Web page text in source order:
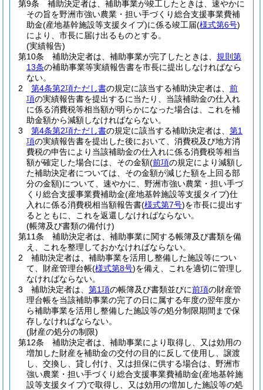
第9条
補助決定者は、補助事業が竣工したときは、速やかに
その旨を野洲市強い農業・担い手づくり総合支援事業費補
助金(産地基幹施設等支援タイプ)に係る竣工届(様式第6号)
により、市長に届け出るものとする。
(実績報告)
第10条
補助決定者は、補助事業が完了したときは、 規則第
13条の補助事業等実績報告書を市長に提出しなければなら
ない。
2
第4条第2項ただし書の規定に該当する補助決定者は、 前
項の実績報告書を提出するに当たり、当該補助金の仕入れ
に係る消費税等相当額が明らかになった場合は、これを補
助金額から減額しなければならない。
3
第4条第2項ただし書の規定に該当する補助決定者は、 第1
項の実績報告書を提出した後において、消費税及び地方消
費税の申告により当該補助金の仕入れに係る消費税等相当
額が確定した場合には、その金額(前項の規定により減額し
た補助決定者については、その金額が減じた額を上回る部
分の金額)について、速やかに、野洲市強い農業・担い手づ
くり総合支援事業費補助金(産地基幹施設等支援タイプ)仕
入れに係る消費税相当額報告書(様式第7号)を市長に提出す
るとともに、これを返還しなければならない。
(帳簿及び書類の備付け)
第11条
補助決定者は、補助事業に関する帳簿及び書類を備
え、これを整理しておかなければならない。
2
補助決定者は、補助事業を活用し整備した施設等につい
て、財産管理台帳(様式第8号)を備え、これを適切に管理し
なければならない。
3
補助決定者は、 第1項の帳簿及び書類並びに前項の財産管
理台帳を当該補助事業の完了の日に属する年度の翌年度か
ら補助事業を活用し整備した施設等の処分制限期間まで保
存しなければならない。
(財産の処分の制限)
第12条
補助決定者は、補助事業により取得し、又は効用の
増加した財産を補助金の交付の目的に反して使用し、譲渡
し、交換し、貸し付け、又は担保に供する場合は、野洲市
強い農業・担い手づくり総合支援事業費補助金(産地基幹施
設等支援タイプ)で取得し、又は効用の増加した施設等の処